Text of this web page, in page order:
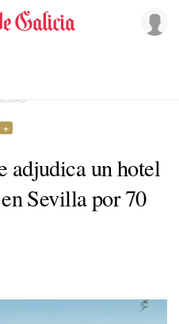
adjudica un hotel
Sevilla por 70